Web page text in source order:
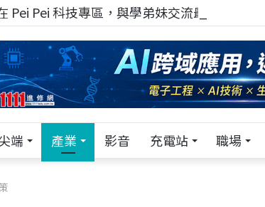
Pei Pei 科技專區，與學弟妹交流最硬核的技術
端 產業 影音 充電站 職場